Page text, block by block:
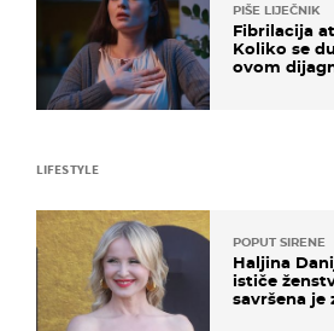
PIŠE LIJEČNIK
Fibrilacija
Koliko se
ovom
LIFESTYLE
POPUT SIRENE
Haljina
ističe
savršena je